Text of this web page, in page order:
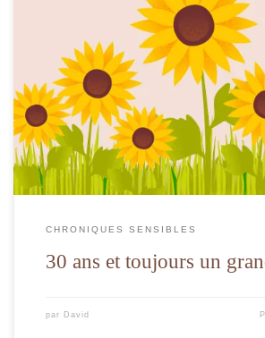
Et oui ça y est la trentaine est arrivée et c’est marrant
de dizaine à l’air de changer tout mon environnement.
était la signification d’un énorme passage d’un monde
effet, au vue de ce que tout le monde me […]
CHRONIQUES SENSIBLES
30 ans et toujours un
par David